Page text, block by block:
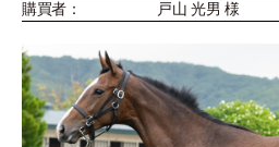
購買者：
戸山 光男 様